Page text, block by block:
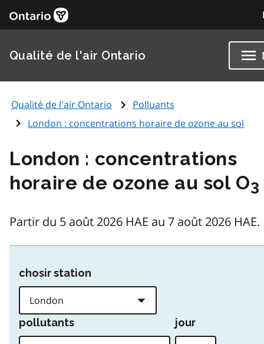
Qualité de l'air Ontario
Qualité de l'air Ontario
Polluants
London : concentrations horaire de ozone au sol
London : concentrations
horaire de ozone au sol O3
Partir du 5 août 2026 HAE au 7 août 2026 HAE.